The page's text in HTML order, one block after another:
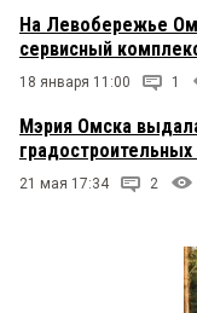
На Левобережье
сервисный
18 января 11:00 1
Мэрия Омска
градостроительных
21 мая 17:34 2